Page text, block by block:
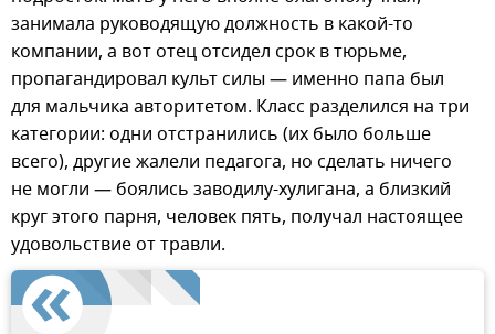
занимала руководящую должность в какой-то
компании, а вот отец отсидел срок в тюрьме,
пропагандировал культ силы — именно папа был
для мальчика авторитетом. Класс разделился на три
категории: одни отстранились (их было больше
всего), другие жалели педагога, но сделать ничего
не могли — боялись заводилу-хулигана, а близкий
круг этого парня, человек пять, получал настоящее
удовольствие от травли.